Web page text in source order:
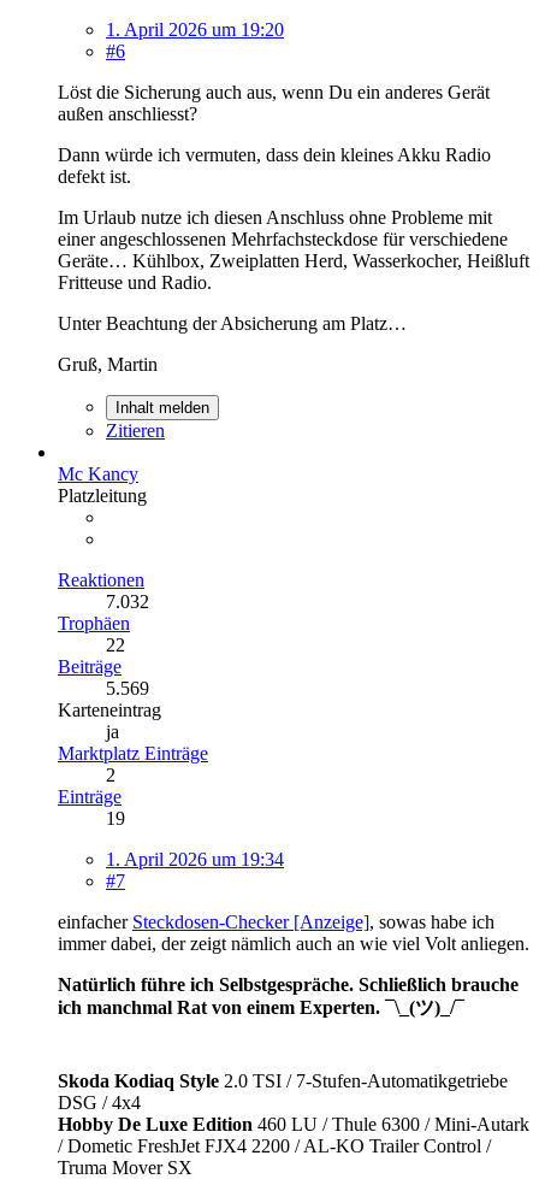
1. April 2026 um 19:20
#6
Löst die Sicherung auch aus, wenn Du ein anderes Gerät
außen anschliesst?
Dann würde ich vermuten, dass dein kleines Akku Radio
defekt ist.
Im Urlaub nutze ich diesen Anschluss ohne Probleme mit
einer angeschlossenen Mehrfachsteckdose für verschiedene
Geräte… Kühlbox, Zweiplatten Herd, Wasserkocher, Heißluft
Fritteuse und Radio.
Unter Beachtung der Absicherung am Platz…
Gruß, Martin
Inhalt melden
Zitieren
Mc Kancy
Platzleitung
Reaktionen
7.032
Trophäen
22
Beiträge
5.569
Karteneintrag
ja
Marktplatz Einträge
2
Einträge
19
1. April 2026 um 19:34
#7
einfacher Steckdosen-Checker [Anzeige], sowas habe ich
immer dabei, der zeigt nämlich auch an wie viel Volt anliegen.
Natürlich führe ich Selbstgespräche. Schließlich brauche
ich manchmal Rat von einem Experten. ¯\_(ツ)_/¯
Skoda Kodiaq Style 2.0 TSI / 7-Stufen-Automatikgetriebe
DSG / 4x4
Hobby De Luxe Edition 460 LU / Thule 6300 / Mini-Autark
/ Dometic FreshJet FJX4 2200 / AL-KO Trailer Control /
Truma Mover SX